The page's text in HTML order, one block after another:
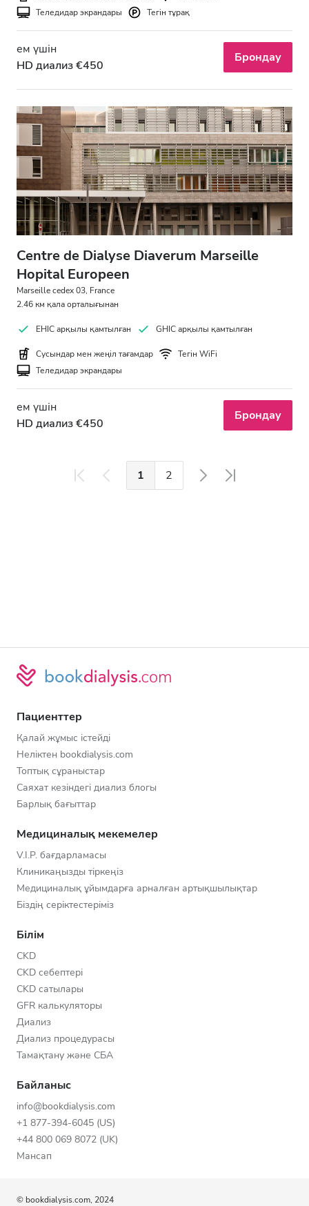
Теледидар экрандары
Тегін тұрақ
ем үшін
HD диализ €450
Брондау
Centre de Dialyse Diaverum Marseille
Hopital Europeen
Marseille cedex 03, France
2.46 км қала орталығынан
EHIC арқылы қамтылған GHIC арқылы қамтылған
Сусындар мен жеңіл тағамдар
Тегін WiFi
Теледидар экрандары
ем үшін
HD диализ €450
Брондау
1 2
Пациенттер
Қалай жұмыс істейді
Неліктен bookdialysis.com
Топтық сұраныстар
Саяхат кезіндегі диализ блогы
Барлық бағыттар
Медициналық мекемелер
V.I.P. бағдарламасы
Клиникаңызды тіркеңіз
Медициналық ұйымдарға арналған артықшылықтар
Біздің серіктестеріміз
Білім
CKD
CKD себептері
CKD сатылары
GFR калькуляторы
Диализ
Диализ процедурасы
Тамақтану және СБА
Байланыс
info@bookdialysis.com
+1 877-394-6045 (US)
+44 800 069 8072 (UK)
Мансап
© bookdialysis.com, 2024